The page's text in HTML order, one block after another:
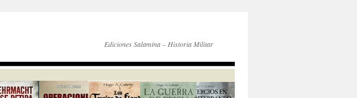
Ediciones Salamina – Historia Militar